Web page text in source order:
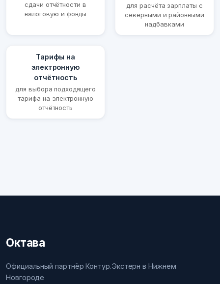
сдачи отчётности в
налоговую и фонды
для расчёта зарплаты с
северными и районными
надбавками
Тарифы на
электронную
отчётность
для выбора подходящего
тарифа на электронную
отчётность
Октава
Официальный партнёр Контур.Экстерн в Нижнем
Новгороде